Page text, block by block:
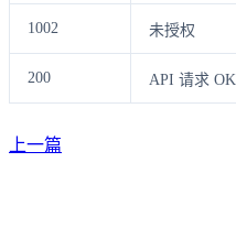
1002 未授权
200 API 请求 OK
上一篇